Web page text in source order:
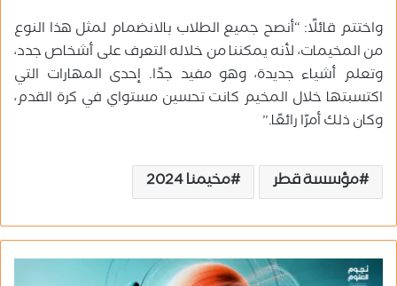
واختتم قائلًا: “أنصح جميع الطلاب بالانضمام لمثل هذا النوع
من المخيمات، لأنه يمكننا من خلاله التعرف على أشخاص جدد،
وتعلم أشياء جديدة، وهو مفيد جدًا. إحدى المهارات التي
اكتسبتها خلال المخيم كانت تحسين مستواي في كرة القدم،
وكان ذلك أمرًا رائعًا.”
مؤسسة قطر مخيمنا 2024